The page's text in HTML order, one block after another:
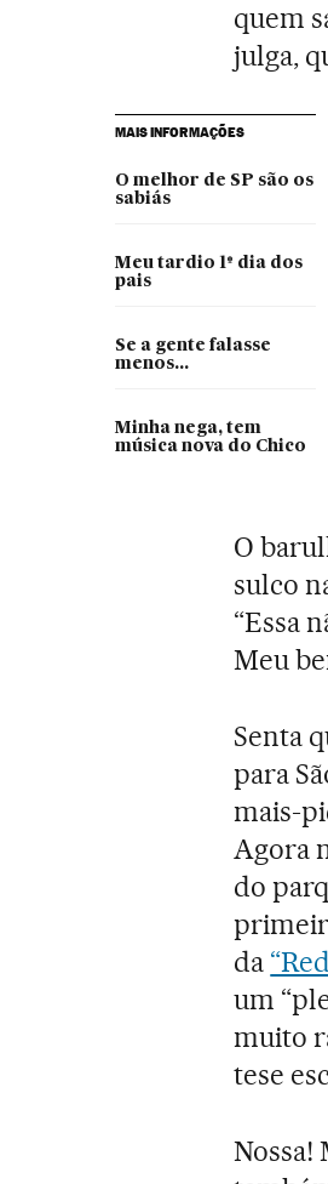
quem
julga,
MAIS INFORMAÇÕES
O melhor de SP são os
sabiás
Meu tardio 1º dia dos
pais
Se a gente falasse
menos...
Minha nega, tem
música nova do Chico
O
sulco
“Essa
Meu
Senta
para
mais-
Agora
do
da
um
muito
tese
Nossa!